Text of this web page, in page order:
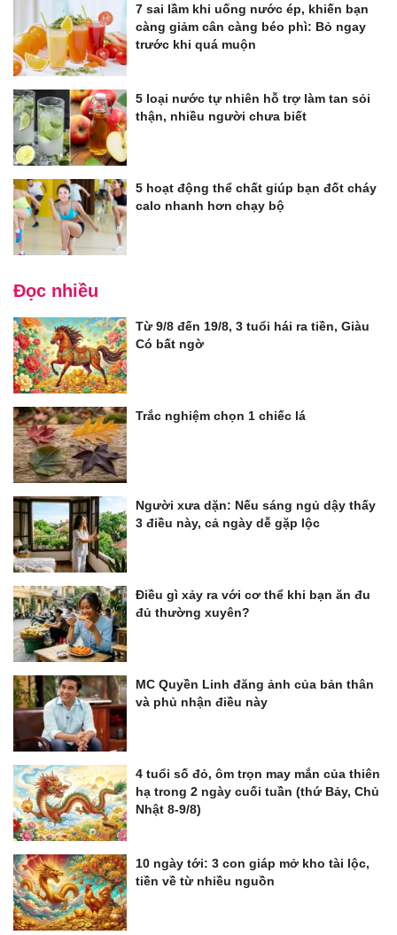
7 sai lầm khi uống nước ép, khiến bạn
càng giảm cân càng béo phì: Bỏ ngay
trước khi quá muộn
5 loại nước tự nhiên hỗ trợ làm tan sỏi
thận, nhiều người chưa biết
5 hoạt động thể chất giúp bạn đốt cháy
calo nhanh hơn chạy bộ
Đọc nhiều
Từ 9/8 đến 19/8, 3 tuổi hái ra tiền, Giàu
Có bất ngờ
Trắc nghiệm chọn 1 chiếc lá
Người xưa dặn: Nếu sáng ngủ dậy thấy
3 điều này, cả ngày dễ gặp lộc
Điều gì xảy ra với cơ thể khi bạn ăn đu
đủ thường xuyên?
MC Quyền Linh đăng ảnh của bản thân
và phủ nhận điều này
4 tuổi số đỏ, ôm trọn may mắn của thiên
hạ trong 2 ngày cuối tuần (thứ Bảy, Chủ
Nhật 8-9/8)
10 ngày tới: 3 con giáp mở kho tài lộc,
tiền về từ nhiều nguồn